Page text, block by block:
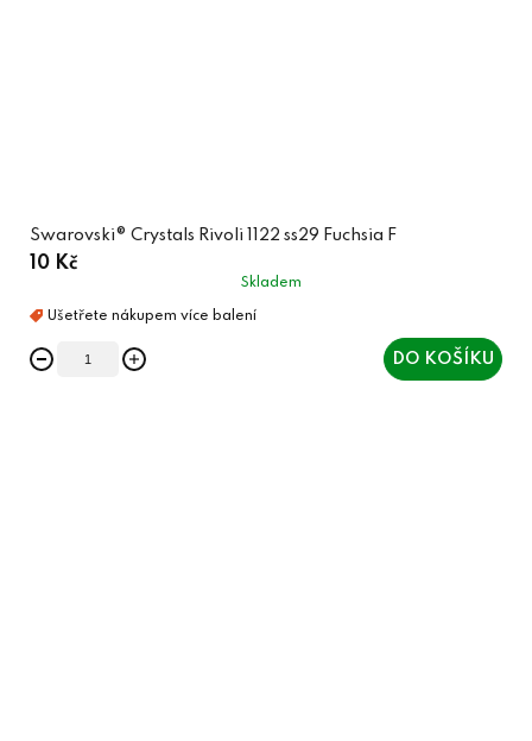
Swarovski® Crystals Rivoli 1122 ss29 Fuchsia F
10 Kč
Skladem
DO KOŠÍKU